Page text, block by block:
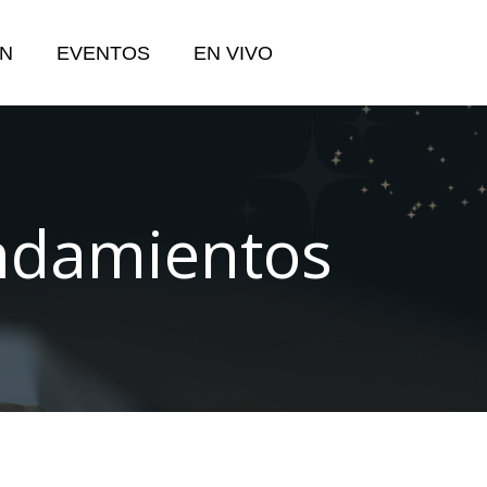
EVENTOS EN VIVO